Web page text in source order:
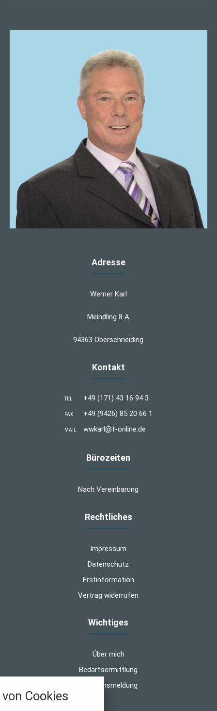
Adresse
Werner Karl
Meindling 8 A
94363 Oberschneiding
Kontakt
TEL +49 (171) 43 16 94 3
FAX +49 (9426) 85 20 66 1
MAIL wwkarl@t-online.de
Bürozeiten
Nach Vereinbarung
Rechtliches
Impressum
Datenschutz
Erstinformation
Vertrag widerrufen
Wichtiges
Über mich
Bedarfsermittlung
Schadensmeldung
Cookies